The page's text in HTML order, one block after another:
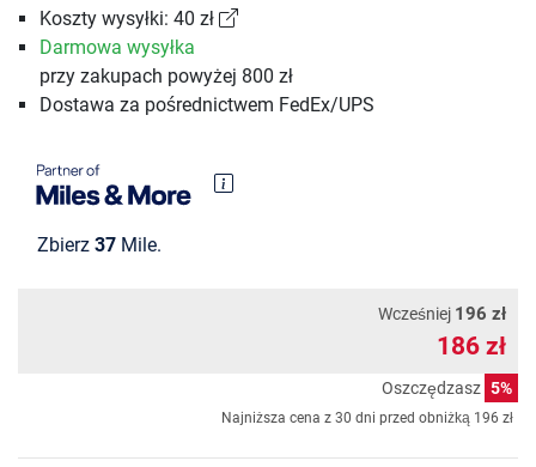
Koszty wysyłki: 40 zł
Darmowa wysyłka
przy zakupach powyżej 800 zł
Dostawa za pośrednictwem FedEx/UPS
Zbierz 37 Mile.
Wcześniej 196 zł
186 zł
Oszczędzasz 5%
Najniższa cena z 30 dni przed obniżką 196 zł